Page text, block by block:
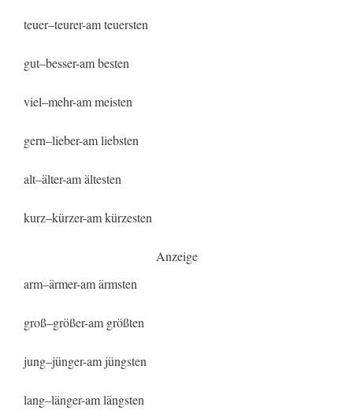
teuer–teurer-am teuersten
gut–besser-am besten
viel–mehr-am meisten
gern–lieber-am liebsten
alt–älter-am ältesten
kurz–kürzer-am kürzesten
Anzeige
arm–ärmer-am ärmsten
groß–größer-am größten
jung–jünger-am jüngsten
lang–länger-am längsten